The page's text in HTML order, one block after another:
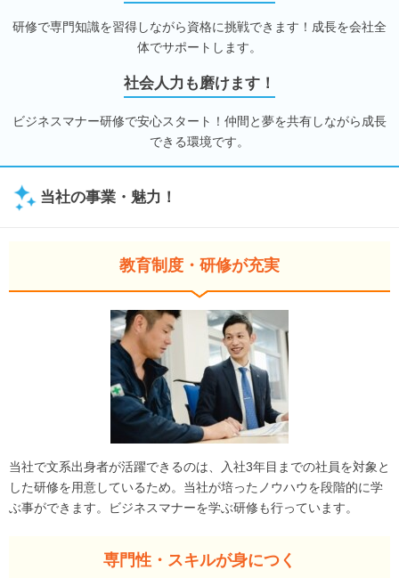
研修で専門知識を習得しながら資格に挑戦できます！成長を会社全
体でサポートします。
社会人力も磨けます！
ビジネスマナー研修で安心スタート！仲間と夢を共有しながら成長
できる環境です。
当社の事業・魅力！
教育制度・研修が充実
当社で文系出身者が活躍できるのは、入社3年目までの社員を対象と
した研修を用意しているため。当社が培ったノウハウを段階的に学
ぶ事ができます。ビジネスマナーを学ぶ研修も行っています。
専門性・スキルが身につく